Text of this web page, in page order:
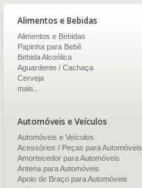
Alimentos e Bebidas
Alimentos e Bebidas
Papinha para Bebê
Bebida Alcoólica
Aguardente / Cachaça
Cerveja
mais..
Automóveis e Veículos
Automóveis e Veículos
Acessórios / Peças para Automóveis
Amortecedor para Automóveis
Antena para Automóveis
Apoio de Braço para Automóveis